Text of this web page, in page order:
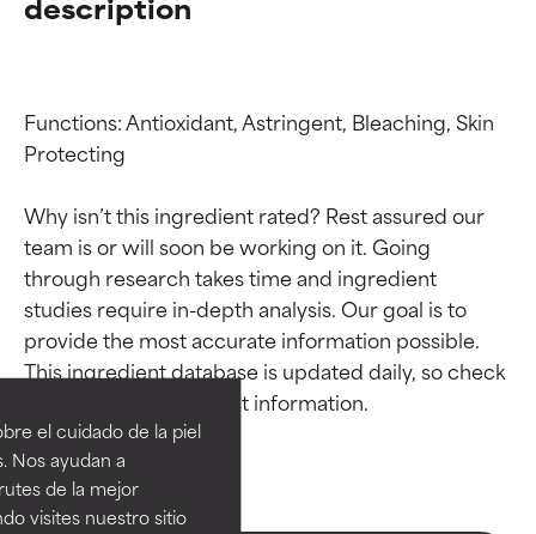
el cuidado de la piel
Nos ayudan a
de la mejor
visites nuestro sitio
Functions: Antioxidant, Astringent, Bleaching, Skin
Protecting
Why isn’t this ingredient rated? Rest assured our
team is or will soon be working on it. Going
through research takes time and ingredient
studies require in-depth analysis. Our goal is to
provide the most accurate information possible.
This ingredient database is updated daily, so check
Calificaciones de
ingredientes
EXCELENTE
Ingrediente sobresaliente con
beneficios reales para la piel. Su
Calificaciones de
ingredientes
EXCELENTE
Ingrediente sobresaliente con
beneficios reales para la piel. Su